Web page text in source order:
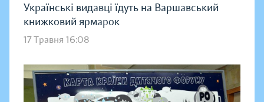
Українські видавці їдуть на Варшавський
книжковий ярмарок
17 Травня 16:08